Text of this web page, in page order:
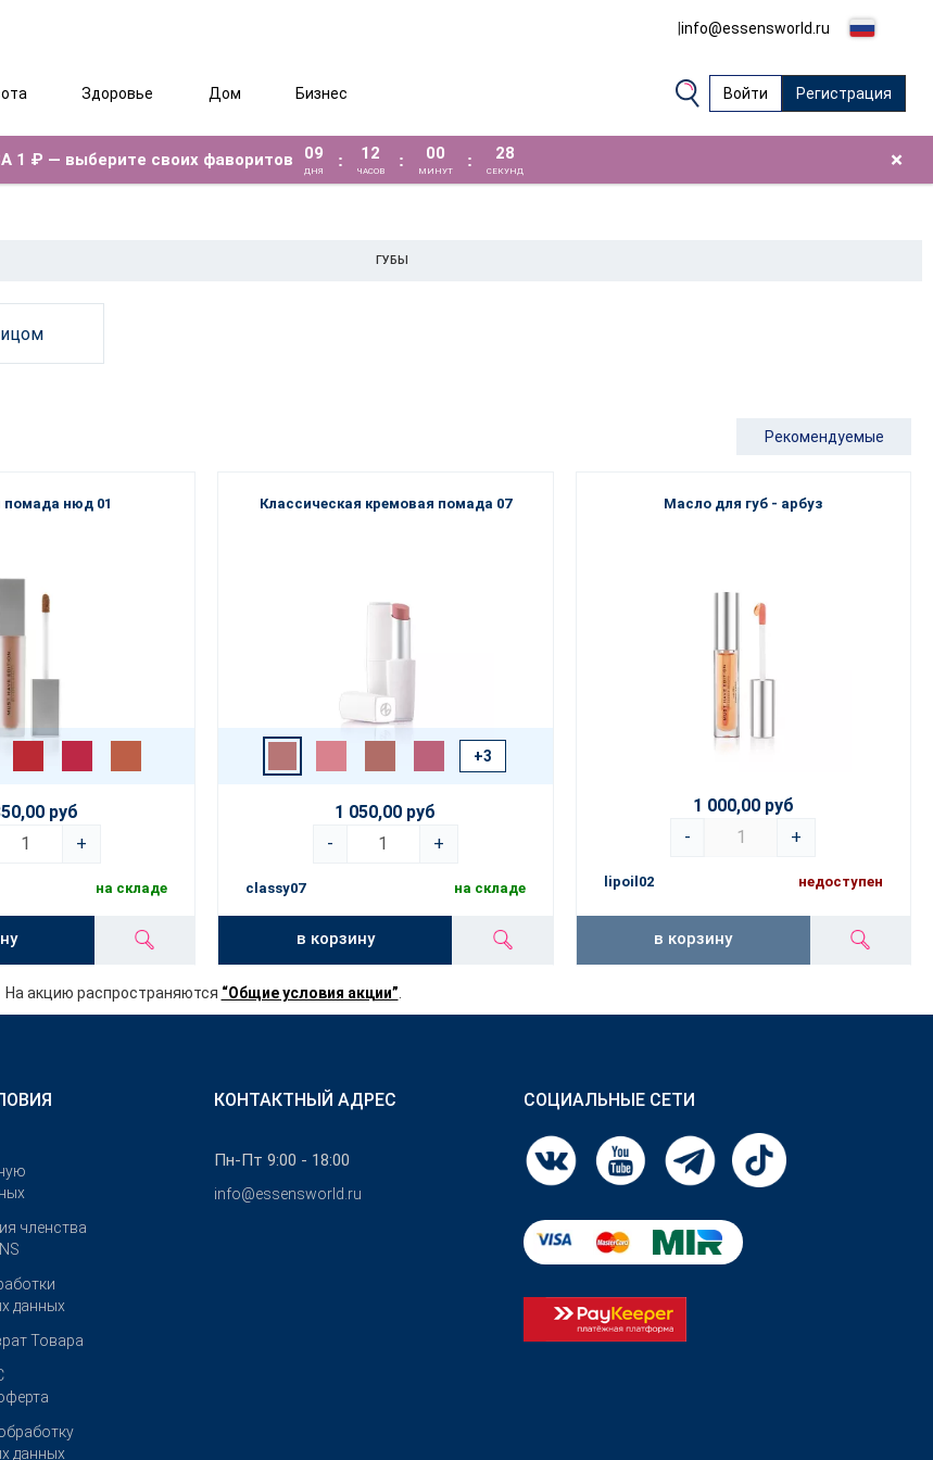
|info@essensworld.ru
Здоровье Дом Бизнес Войти Регистрация
1 ₽ — выберите своих фаворитов 09
ДНЯ
: 12
ЧАСОВ
: 00
МИНУТ
: 28
СЕКУНД ×
ГУБЫ
Рекомендуемые
нюд 01
руб
+
на складе
Классическая кремовая помада 07
+3
1 050,00 руб
-
+
classy07 на складе
в корзину
Масло для губ - арбуз
1 000,00 руб
-
+
lipoil02 недоступен
в корзину
На акцию распространяются “Общие условия акции”
членства
данных
Товара
данных
КОНТАКТНЫЙ АДРЕС
Пн-Пт 9:00 - 18:00
info@essensworld.ru
СОЦИАЛЬНЫЕ СЕТИ